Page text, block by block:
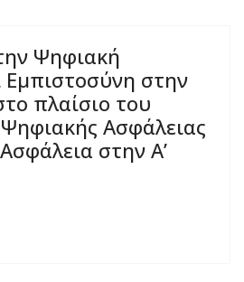
Ψηφιακή
Εμπιστοσύνη στην
πλαίσιο του
Ασφάλειας
στην Α’